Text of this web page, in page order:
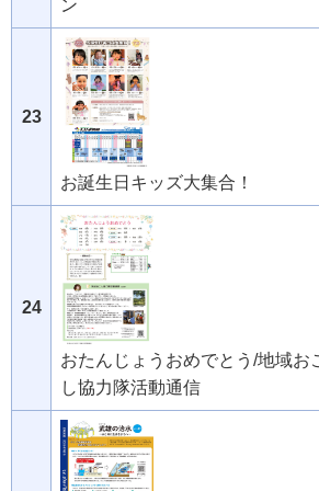
ン
23
お誕生日キッズ大集合！
24
おたんじょうおめでとう/地域お
し協力隊活動通信